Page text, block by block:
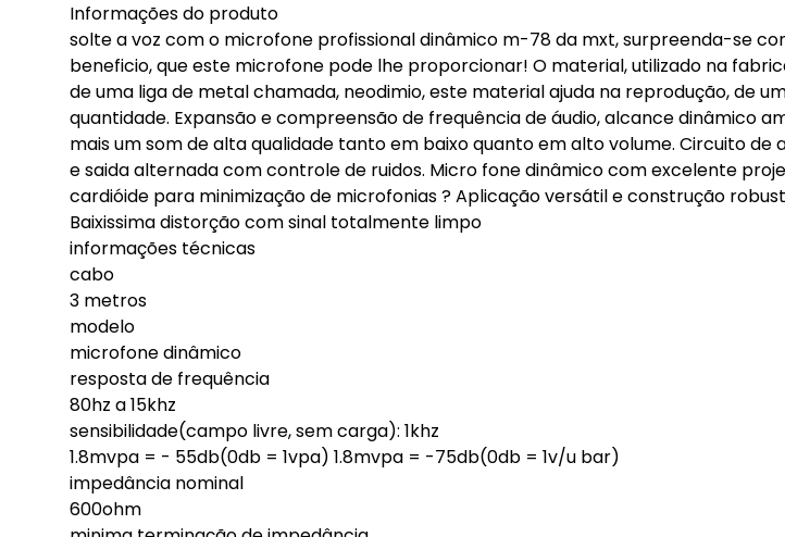
Informações do produto
solte a voz com o microfone profissional dinâmico m-78 da mxt, surpreenda-se
beneficio, que este microfone pode lhe proporcionar! O material, utilizado na
de uma liga de metal chamada, neodimio, este material ajuda na reprodução, de
quantidade. Expansão e compreensão de frequência de áudio, alcance dinâmico
mais um som de alta qualidade tanto em baixo quanto em alto volume. Circuito
e saida alternada com controle de ruidos. Micro fone dinâmico com excelente
cardióide para minimização de microfonias ? Aplicação versátil e construção
Baixissima distorção com sinal totalmente limpo
informações técnicas
cabo
3 metros
modelo
microfone dinâmico
resposta de frequência
80hz a 15khz
sensibilidade(campo livre, sem carga): 1khz
1.8mvpa = - 55db(0db = 1vpa) 1.8mvpa = -75db(0db = 1v/u bar)
impedância nominal
600ohm